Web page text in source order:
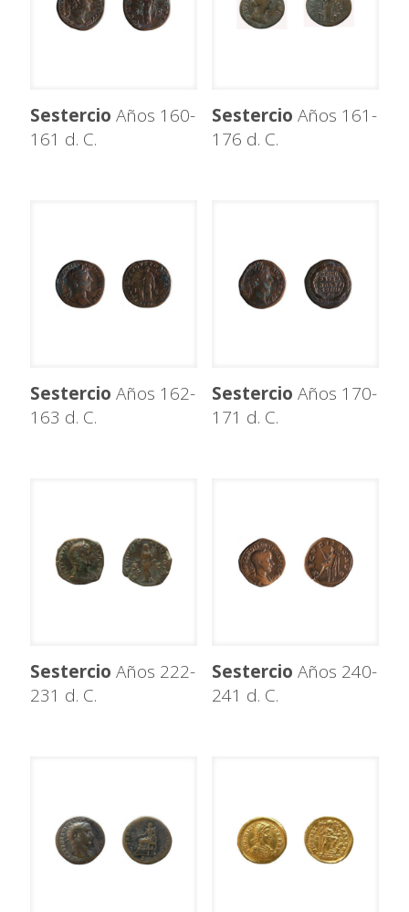
Sestercio Años 160-
161 d. C.
Sestercio Años 161-
176 d. C.
Sestercio Años 162-
163 d. C.
Sestercio Años 170-
171 d. C.
Sestercio Años 222-
231 d. C.
Sestercio Años 240-
241 d. C.